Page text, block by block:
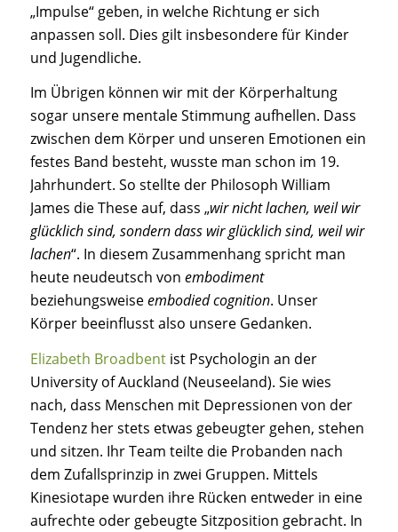
„Impulse“ geben, in welche Richtung er sich
anpassen soll. Dies gilt insbesondere für Kinder
und Jugendliche.
Im Übrigen können wir mit der Körperhaltung
sogar unsere mentale Stimmung aufhellen. Dass
zwischen dem Körper und unseren Emotionen ein
festes Band besteht, wusste man schon im 19.
Jahrhundert. So stellte der Philosoph William
James die These auf, dass „wir nicht lachen, weil wir
glücklich sind, sondern dass wir glücklich sind, weil wir
lachen“. In diesem Zusammenhang spricht man
heute neudeutsch von embodiment
beziehungsweiseembodied cognition. Unser
Körper beeinflusst also unsere Gedanken.
Elizabeth Broadbentist Psychologin an der
University of Auckland (Neuseeland). Sie wies
nach, dass Menschen mit Depressionen von der
Tendenz her stets etwas gebeugter gehen, stehen
und sitzen. Ihr Team teilte die Probanden nach
dem Zufallsprinzip in zwei Gruppen. Mittels
Kinesiotape wurden ihre Rücken entweder in eine
aufrechte oder gebeugte Sitzposition gebracht. In